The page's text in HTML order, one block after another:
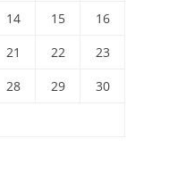
14 15
16
21 22
23
28 29
30